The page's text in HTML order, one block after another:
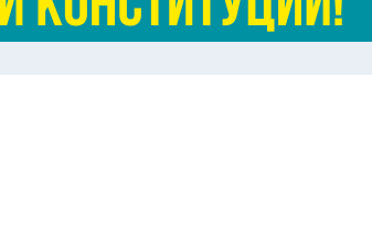
Социум
Экономика
Спорт
Культура